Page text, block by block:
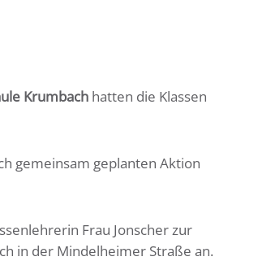
Krumbach hatten die Klassen
gemeinsam geplanten Aktion
Frau Jonscher zur
in der Mindelheimer Straße an.